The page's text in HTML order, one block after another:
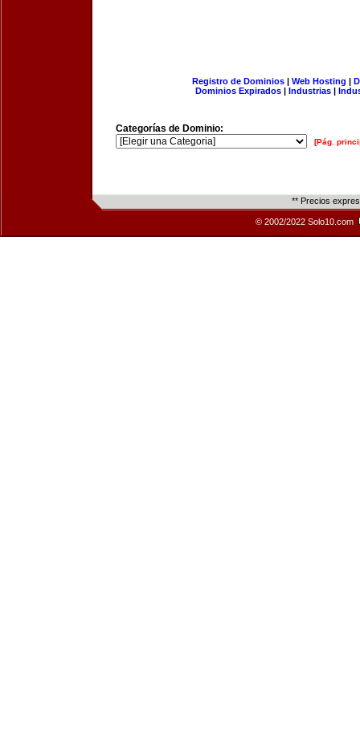
Registro de Dominios| Web Hosting |
Dominios Expirados | Industrias |
Categorías de Dominio:
[Pág.
** Precios
© 2002/2022 Solo10.com